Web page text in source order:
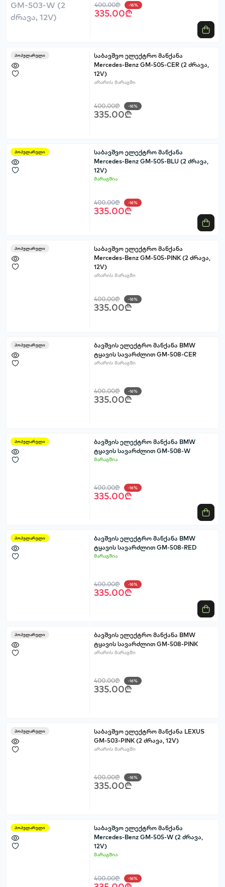
400.00₾ -16%
335.00₾
პოპულარული
საბავშვო ელექტრო მანქანა
Mercedes-Benz GM-505-CER (2 ძრავა,
12V)
არარის მარაგში
400.00₾ -16%
335.00₾
პოპულარული
საბავშვო ელექტრო მანქანა
Mercedes-Benz GM-505-BLU (2 ძრავა,
12V)
მარაგშია
400.00₾ -16%
335.00₾
პოპულარული
საბავშვო ელექტრო მანქანა
Mercedes-Benz GM-505-PINK (2 ძრავა,
12V)
არარის მარაგში
400.00₾ -16%
335.00₾
პოპულარული
ბავშვის ელექტრო მანქანა BMW
ტყავის სავარძლით GM-508-CER
არარის მარაგში
400.00₾ -16%
335.00₾
პოპულარული
ბავშვის ელექტრო მანქანა BMW
ტყავის სავარძლით GM-508-W
მარაგშია
400.00₾ -16%
335.00₾
პოპულარული
ბავშვის ელექტრო მანქანა BMW
ტყავის სავარძლით GM-508-RED
მარაგშია
400.00₾ -16%
335.00₾
პოპულარული
ბავშვის ელექტრო მანქანა BMW
ტყავის სავარძლით GM-508-PINK
არარის მარაგში
400.00₾ -16%
335.00₾
პოპულარული
საბავშვო ელექტრო მანქანა LEXUS
GM-503-PINK (2 ძრავა, 12V)
არარის მარაგში
400.00₾ -16%
335.00₾
პოპულარული
საბავშვო ელექტრო მანქანა
Mercedes-Benz GM-505-W (2 ძრავა,
12V)
მარაგშია
400.00₾ -16%